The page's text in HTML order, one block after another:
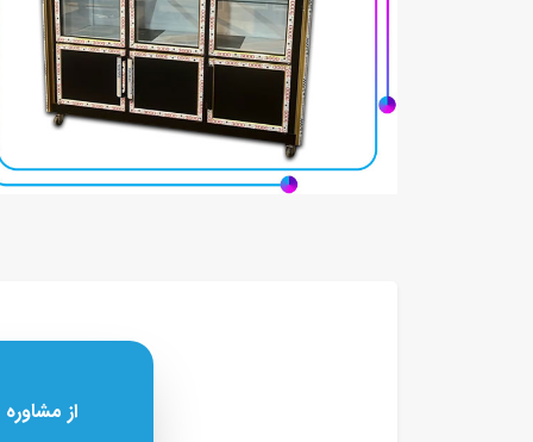
از